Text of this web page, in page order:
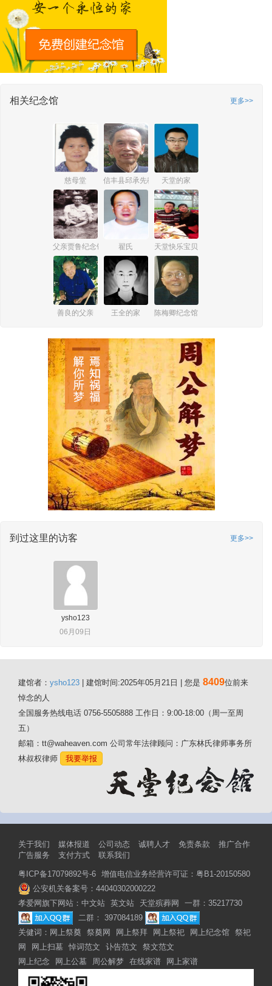
相关纪念馆 更多>>
慈母堂 信丰县邱承先教师纪念馆
天堂的家
父亲贾鲁纪念馆 翟氏 天堂快乐宝贝
善良的父亲 王全的家 陈梅卿纪念馆
到过这里的访客 更多>>
ysho123
06月09日
建馆者： ysho123 | 建馆时间:2025年05月21日 | 您是 8409位前来
悼念的人
全国服务热线电话 0756-5505888 工作日：9:00-18:00（周一至周
五）
邮箱：tt@waheaven.com 公司常年法律顾问：广东林氏律师事务所
林叔权律师
我要举报
关于我们 媒体报道 公司动态 诚聘人才 免责条款
推广合作
广告服务
支付方式 联系我们
粤ICP备17079892号-6 增值电信业务经营许可证：粤B1-20150580
公安机关备案号：44040302000222
孝爱网旗下网站： 中文站 英文站 天堂殡葬网
一群：35217730
二群： 397084189
关健词： 网上祭奠 祭奠网 网上祭拜 网上祭祀 网上纪念馆 祭祀
网
网上扫墓 悼词范文 讣告范文
祭文范文
网上纪念
网上公墓 周公解梦 在线家谱 网上家谱